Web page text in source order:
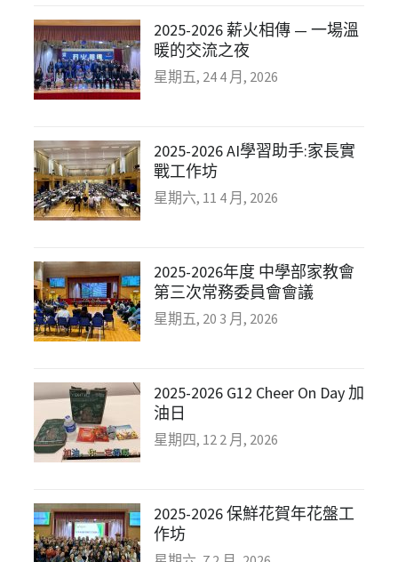
2025-2026 薪火相傳 — 一場溫
暖的交流之夜
星期五, 24 4 月, 2026
2025-2026 AI學習助手:家長實
戰工作坊
星期六, 11 4 月, 2026
2025-2026年度 中學部家教會
第三次常務委員會會議
星期五, 20 3 月, 2026
2025-2026 G12 Cheer On Day 加
油日
星期四, 12 2 月, 2026
2025-2026 保鮮花賀年花盤工
作坊